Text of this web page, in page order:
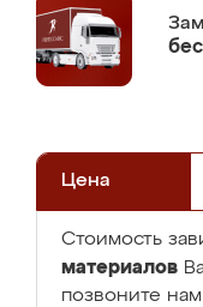
Цена
Стоимость
материалов
позвоните